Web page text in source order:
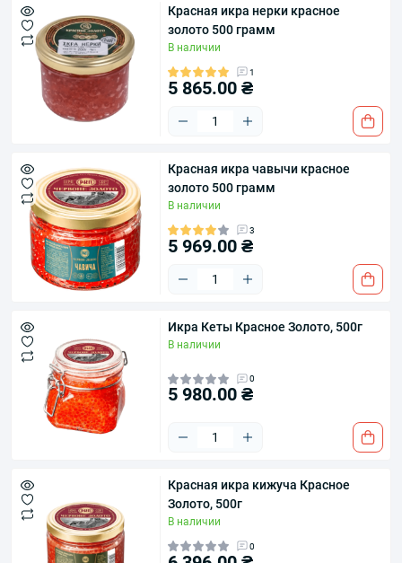
Красная икра нерки красное
золото 500 грамм
В наличии
1
5 865.00 ₴
Красная икра чавычи красное
золото 500 грамм
В наличии
3
5 969.00 ₴
Икра Кеты Красное Золото, 500г
В наличии
0
5 980.00 ₴
Красная икра кижуча Красное
Золото, 500г
В наличии
0